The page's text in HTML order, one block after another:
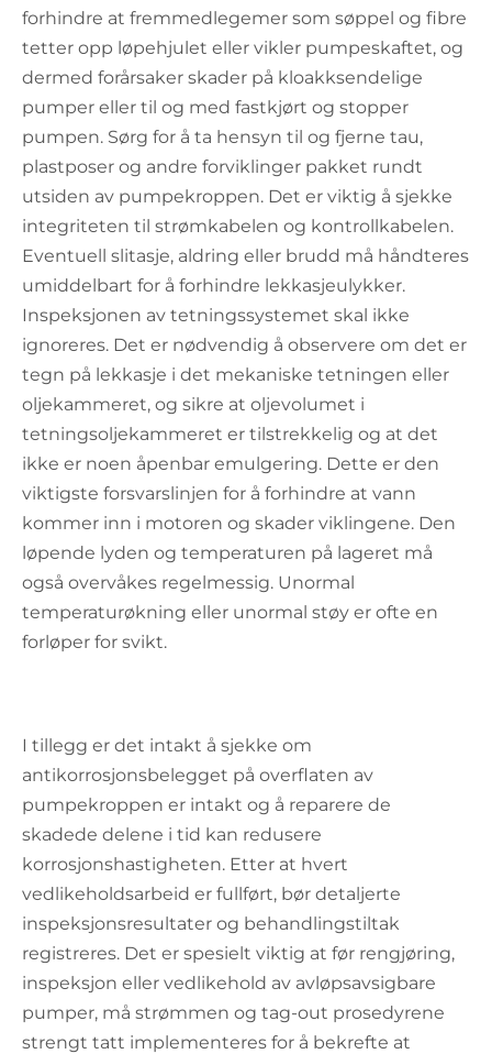
forhindre at fremmedlegemer som søppel og fibre
tetter opp løpehjulet eller vikler pumpeskaftet, og
dermed forårsaker skader på kloakksendelige
pumper eller til og med fastkjørt og stopper
pumpen. Sørg for å ta hensyn til og fjerne tau,
plastposer og andre forviklinger pakket rundt
utsiden av pumpekroppen. Det er viktig å sjekke
integriteten til strømkabelen og kontrollkabelen.
Eventuell slitasje, aldring eller brudd må håndteres
umiddelbart for å forhindre lekkasjeulykker.
Inspeksjonen av tetningssystemet skal ikke
ignoreres. Det er nødvendig å observere om det er
tegn på lekkasje i det mekaniske tetningen eller
oljekammeret, og sikre at oljevolumet i
tetningsoljekammeret er tilstrekkelig og at det
ikke er noen åpenbar emulgering. Dette er den
viktigste forsvarslinjen for å forhindre at vann
kommer inn i motoren og skader viklingene. Den
løpende lyden og temperaturen på lageret må
også overvåkes regelmessig. Unormal
temperaturøkning eller unormal støy er ofte en
forløper for svikt.
I tillegg er det intakt å sjekke om
antikorrosjonsbelegget på overflaten av
pumpekroppen er intakt og å reparere de
skadede delene i tid kan redusere
korrosjonshastigheten. Etter at hvert
vedlikeholdsarbeid er fullført, bør detaljerte
inspeksjonsresultater og behandlingstiltak
registreres. Det er spesielt viktig at før rengjøring,
inspeksjon eller vedlikehold av avløpsavsigbare
pumper, må strømmen og tag-out prosedyrene
strengt tatt implementeres for å bekrefte at